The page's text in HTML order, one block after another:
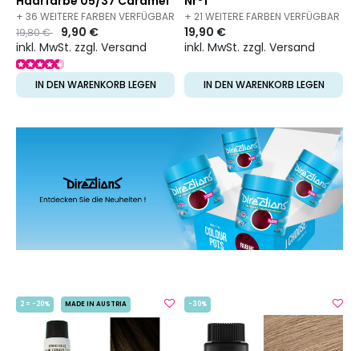
Espresso
+ 36 WEITERE FARBEN VERFÜGBAR
Preis
19,80 €to 9,90 €
inkl. MwSt. zzgl. Versand
IN DEN WARENKORB LEGEN
+ 21 WEITERE FARBEN VERFÜGBAR
19,90 €
inkl. MwSt. zzgl. Versand
IN DEN WARENKORB LEGEN
2 = -20% MADE IN AUSTRIA -30%